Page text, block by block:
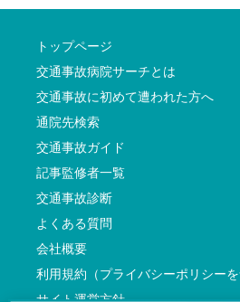
トップページ
交通事故病院サーチとは
交通事故に初めて遭われた方へ
通院先検索
交通事故ガイド
記事監修者一覧
交通事故診断
よくある質問
会社概要
利用規約（プライバシーポリシーを
サイト運営方針